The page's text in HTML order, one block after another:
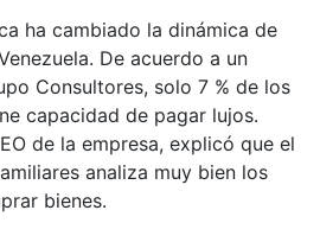
ha cambiado la dinámica de
De acuerdo a un
Consultores, solo 7 % de los
capacidad de pagar lujos.
de la empresa, explicó que el
analiza muy bien los
bienes.